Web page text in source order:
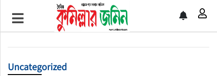
প্রচ্ছদ
Uncategorized